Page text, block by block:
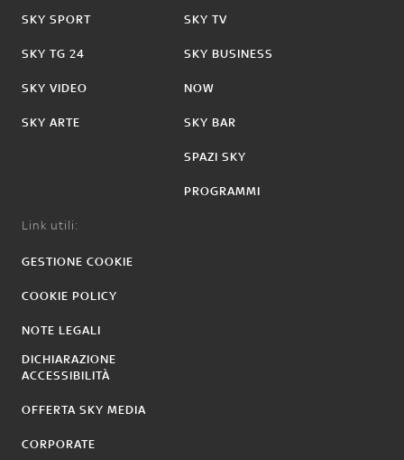
SKY SPORT
SKY TG 24
SKY VIDEO
SKY ARTE
SKY TV
SKY BUSINESS
NOW
SKY BAR
SPAZI SKY
PROGRAMMI
Link utili:
GESTIONE COOKIE
COOKIE POLICY
NOTE LEGALI
DICHIARAZIONE
ACCESSIBILITÀ
OFFERTA SKY MEDIA
CORPORATE